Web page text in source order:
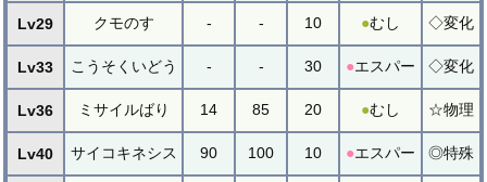
Lv29 クモのす - - 10 ●むし ◇変化
Lv33 こうそくいどう - - 30 ●エスパー ◇変化
Lv36 ミサイルばり 14 85 20 ●むし ☆物理
Lv40 サイコキネシス 90 100 10 ●エスパー ◎特殊